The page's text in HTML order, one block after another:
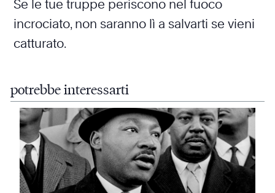
Se le tue truppe periscono nel fuoco
incrociato, non saranno lì a salvarti se vieni
catturato.
potrebbe interessarti